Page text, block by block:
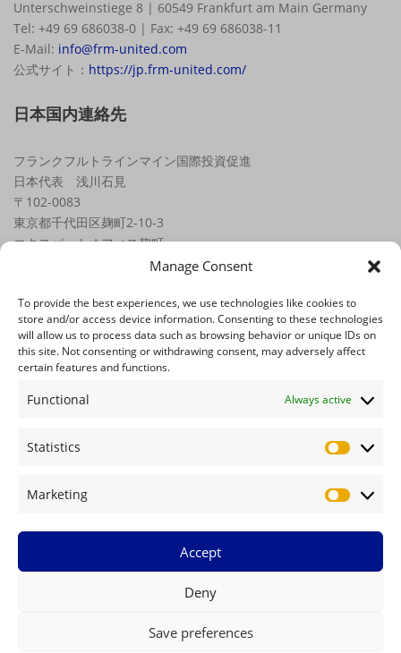
Manage Consent
To provide the best experiences, we use technologies like cookies to
store and/or access device information. Consenting to these technologies
will allow us to process data such as browsing behavior or unique IDs on
this site. Not consenting or withdrawing consent, may adversely affect
certain features and functions.
Functional Always active
Statistics Statistics
Marketing Marketing
Accept
Deny
Save preferences
Unterschweinstiege 8 | 60549 Frankfurt am Main Germany
Tel: +49 69 686038-0 | Fax: +49 69 686038-11
E-Mail: info@frm-united.com
公式サイト： https://jp.frm-united.com/
日本国内連絡先
フランクフルトラインマイン国際投資促進
日本代表 浅川石見
〒102-0083
東京都千代田区麹町2-10-3
エキスパートオフィス麹町
Tel.: +81 (0) 70 / 7470 8000
運営組織について
インプリント